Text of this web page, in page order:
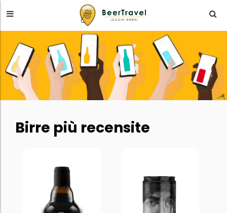
Birre più recensite